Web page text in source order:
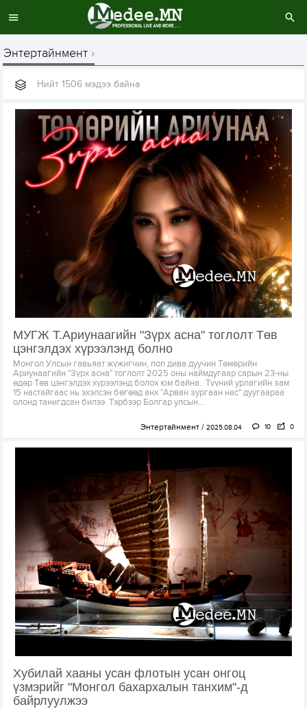
Энтертайнмент
Нийт 1506 мэдээ байна
МУГЖ Т.Ариунаагийн "Зүрх асна" тоглолт Төв
цэнгэлдэх хүрээлэнд болно
Монгол Улсын гавьяат жүжигчин, поп дива дуучин Төмөрийн
Ариунаагийн "Зүрх асна" тоглолт 2025 оны наймдугаар сарын 23-ны
өдөр Төв цэнгэлдэх хүрээлэнд болох юм байна. Түүний урлагийн зам
15 настайгаас нь эхэлсэн бөгөөд анх "Арван зургаан нас" дуугаараа
олонд танигдсан билээ. Тэрбээр Болгар улсын...
Энтертайнмент 2025.08.04 10 0
Хубилай хааны усан флотын усан онгоц
үзмэрийг "Монгол бахархалын танхим"-д
байрлуулжээ